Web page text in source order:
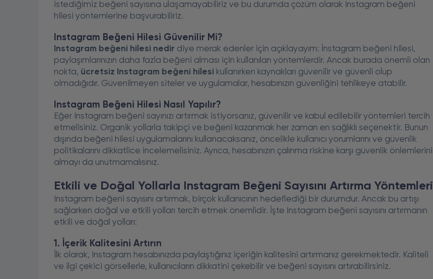
istediğimiz beğeni sayısına ulaşamayabiliriz ve bu durumda çözüm olarak Instagram beğeni
hilesi yöntemlerine başvurabiliriz.
Instagram Beğeni Hilesi Güvenilir Mi?
Instagram beğeni hilesi nedir diye merak edenler için açıklayayım: İnstagram beğeni hilesi,
paylaşımlarınızın daha fazla beğeni alması için kullanılan yöntemlerdir. Ancak burada önemli olan
nokta, ücretsiz Instagram beğeni hilesi kullanırken kaynakları güvenilir ve güvenli olup
olmadığıdır. Güvenilmeyen siteler ve uygulamalar, hesabınızın güvenliğini tehlikeye atabilir.
Instagram Beğeni Hilesi Nasıl Yapılır?
Eğer Instagram beğeni sayınızı artırmak istiyorsanız, güvenilir ve kabul edilebilir yöntemleri tercih
etmelisiniz. Organik yollarla takipçi ve beğeni kazanmak her zaman en sağlıklı seçenektir. Bunun
dışında beğeni hilesi uygulamalarını kullanacaksanız, öncelikle kullanıcı yorumlarını ve güvenlik
politikalarını dikkatlice incelemelisiniz. Ayrıca, hesabınızın çalınma riskine karşı güvenlik önlemlerini
almayı da unutmamalısınız.
Etkili ve Doğal Yollarla Instagram Beğeni Sayısını Artırma Yöntemleri
Instagram beğeni sayısını artırmak, birçok kullanıcının hedeflediği bir durumdur. Ancak bu artışı
sağlarken doğal ve etkili yolları tercih etmek önemlidir. İşte Instagram beğeni sayısını artırmanın
etkili ve doğal yolları:
1. İçerik Kalitesini Artırın
İlk olarak, Instagram hesabınızda paylaştığınız içeriğin kalitesini artırmanız gerekmektedir. Kaliteli
ve ilgi çekici görsellerle, kullanıcıların dikkatini çekebilir ve beğeni sayısını artırabilirsiniz.